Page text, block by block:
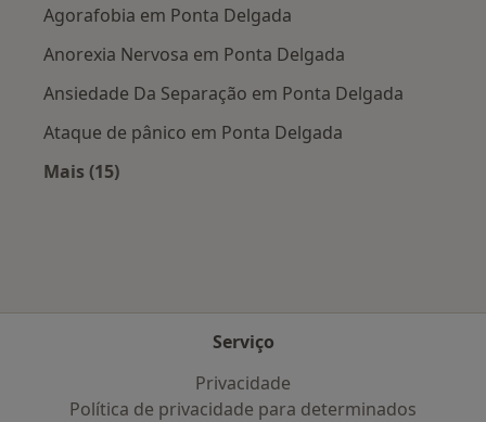
Agorafobia em Ponta Delgada
Anorexia Nervosa em Ponta Delgada
Ansiedade Da Separação em Ponta Delgada
Ataque de pânico em Ponta Delgada
Mais (15)
Serviço
Privacidade
Política de privacidade para determinados